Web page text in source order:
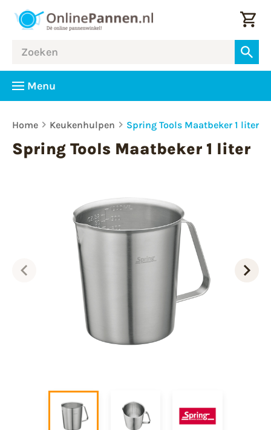
Menu
Home Keukenhulpen Spring Tools Maatbeker 1 liter
Spring Tools Maatbeker 1 liter